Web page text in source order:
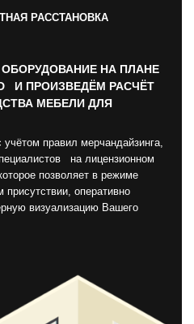
РАССТАНОВКА
НА ПЛАНЕ
И ПРОИЗВЕДЁМ РАСЧЁТ
МЕБЕЛИ ДЛЯ
учётом правил мерчандайзинга,
на лицензионном
позволяет в режиме
оперативно
визуализацию Вашего